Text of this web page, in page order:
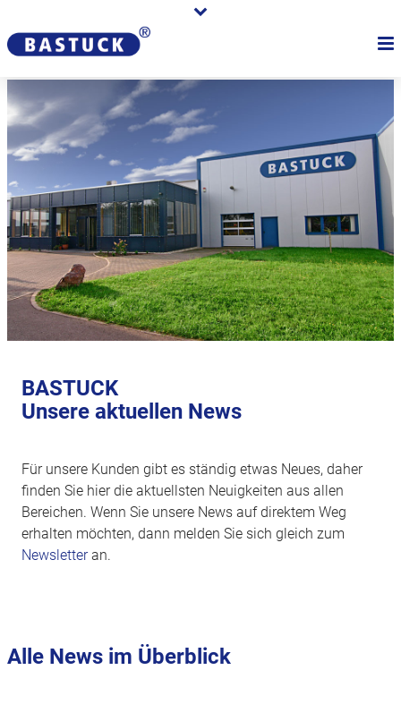
BASTUCK
Unsere aktuellen News
Für unsere Kunden gibt es ständig etwas Neues, daher
finden Sie hier die aktuellsten Neuigkeiten aus allen
Bereichen. Wenn Sie unsere News auf direktem Weg
erhalten möchten, dann melden Sie sich gleich zum
Newsletteran.
Alle News im Überblick